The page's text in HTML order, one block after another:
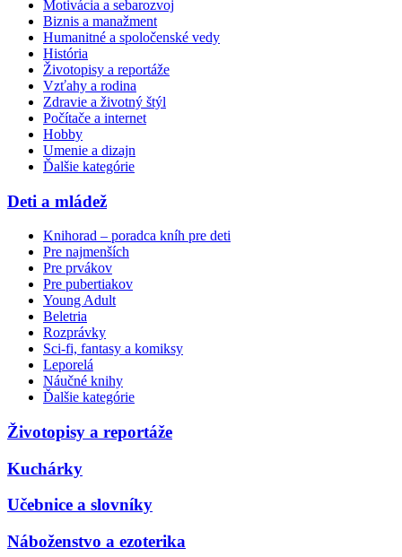
Motivácia a sebarozvoj
Biznis a manažment
Humanitné a spoločenské vedy
História
Životopisy a reportáže
Vzťahy a rodina
Zdravie a životný štýl
Počítače a internet
Hobby
Umenie a dizajn
Ďalšie kategórie
Deti a mládež
Knihorad – poradca kníh pre deti
Pre najmenších
Pre prvákov
Pre pubertiakov
Young Adult
Beletria
Rozprávky
Sci-fi, fantasy a komiksy
Leporelá
Náučné knihy
Ďalšie kategórie
Životopisy a reportáže
Kuchárky
Učebnice a slovníky
Náboženstvo a ezoterika